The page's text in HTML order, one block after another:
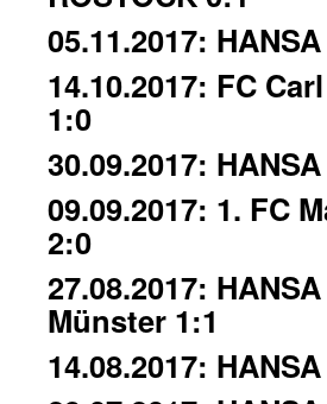
05.11.2017:
14.10.2017: FC
1:0
30.09.2017:
09.09.2017: 1. FC
2:0
27.08.2017:
Münster 1:1
14.08.2017: